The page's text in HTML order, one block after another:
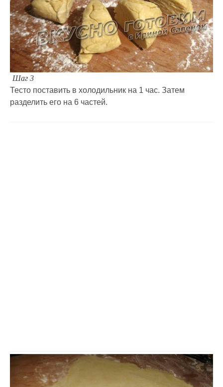
Шаг 3
Тесто поставить в холодильник на 1 час. Затем
разделить его на 6 частей.